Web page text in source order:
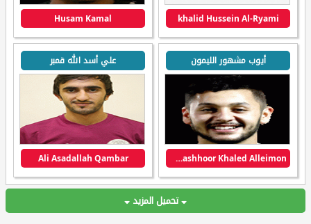
khalid Hussein Al-Ryami
Husam Kamal
أيوب مشهور الليمون
Ayoub Mashhoor Khaled Alleimon
علي أسد الله قمبر
Ali Asadallah Qambar
تحميل المزيد